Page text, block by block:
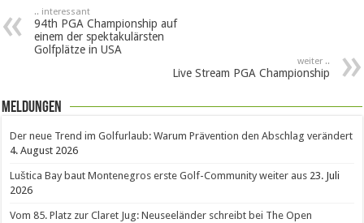
.. interessant
94th PGA Championship auf
einem der spektakulärsten
Golfplätze in USA
weiter ..
Live Stream PGA Championship
Meldungen
Der neue Trend im Golfurlaub: Warum Prävention den Abschlag verändert
4. August 2026
Luštica Bay baut Montenegros erste Golf-Community weiter aus 23. Juli
2026
Vom 85. Platz zur Claret Jug: Neuseeländer schreibt bei The Open